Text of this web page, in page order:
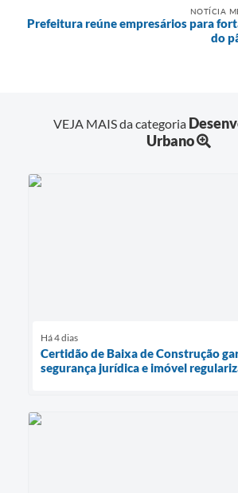
NOTÍCIA
Prefeitura reúne empresários para
do
VEJA MAIS da categoria
Urbano
Há 4 dias
Certidão de Baixa de Construção
segurança jurídica e imóvel